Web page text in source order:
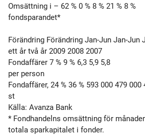
Omsättning i – 62 % 0 % 8 % 21 % 8 %
fondsparandet*
Förändring Förändring Jan-Jun Jan-Jun
ett år två år 2009 2008 2007
Fondaffärer 7 % 9 % 6,3 5,9 5,8
per person
Fondaffärer, 24 % 36 % 593 000 479 000
st
Källa: Avanza Bank
* Fondhandelns omsättning för
totala sparkapitalet i fonder.